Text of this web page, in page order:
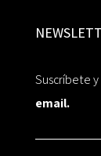
Suscríbete y
email.